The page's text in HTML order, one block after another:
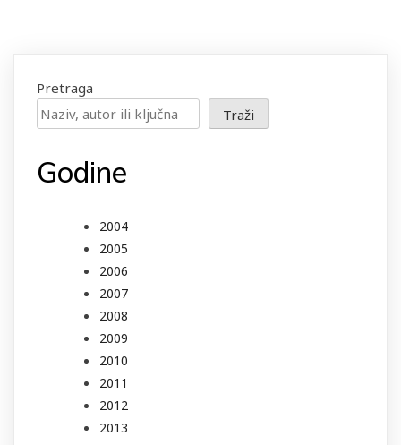
Pretraga
Traži
Godine
2004
2005
2006
2007
2008
2009
2010
2011
2012
2013